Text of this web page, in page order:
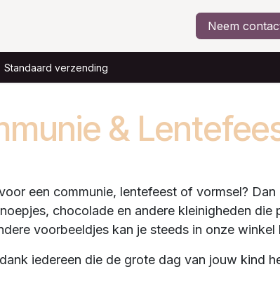
Over onsNeem
Standaard verzending
&
een communie, lentefeest of vormsel?
chocolade en andere kleinigheden
voorbeeldjes kan je steeds in onze
iedereen die de grote dag van jouw kind